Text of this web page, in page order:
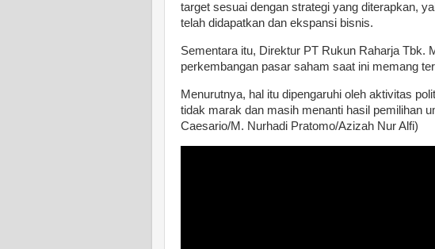
target sesuai dengan strategi yang diterapkan,
telah didapatkan dan ekspansi bisnis.
Sementara itu, Direktur PT Rukun Raharja Tbk.
perkembangan pasar saham saat ini memang
Menurutnya, hal itu dipengaruhi oleh aktivitas
tidak marak dan masih menanti hasil pemilihan
Caesario/M. Nurhadi Pratomo/Azizah Nur Alfi)